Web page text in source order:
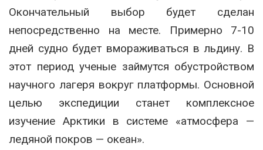
Окончательный выбор будет сделан
непосредственно на месте. Примерно 7-10
дней судно будет вмораживаться в льдину. В
этот период ученые займутся обустройством
научного лагеря вокруг платформы. Основной
целью экспедиции станет комплексное
изучение Арктики в системе «атмосфера —
ледяной покров — океан».